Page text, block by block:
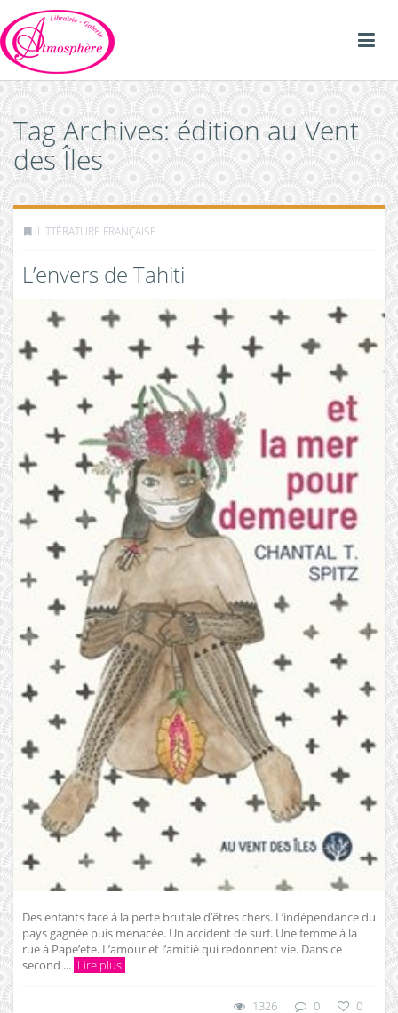
Tag Archives: édition au Vent
des Îles
LITTÉRATURE FRANÇAISE
L’envers de Tahiti
Des enfants face à la perte brutale d’êtres chers. L’indépendance du
pays gagnée puis menacée. Un accident de surf. Une femme à la
rue à Pape’ete. L’amour et l’amitié qui redonnent vie. Dans ce
second ... Lire plus
1326 0 0